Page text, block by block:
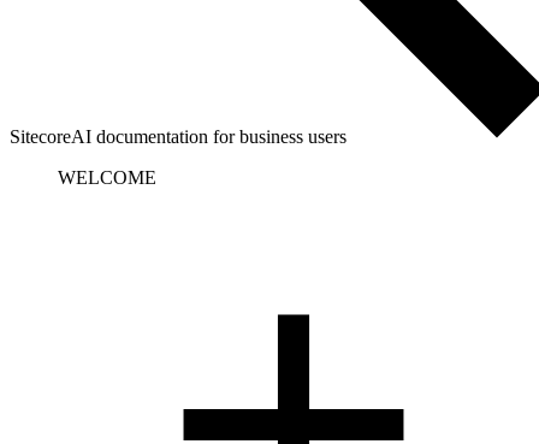
SitecoreAI documentation for business users
WELCOME